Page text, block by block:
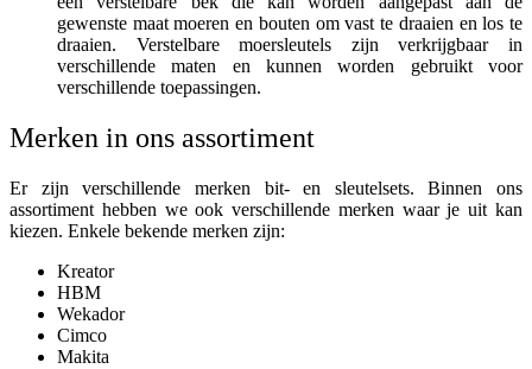
gewenste maat moeren en bouten om vast te draaien en los te
draaien. Verstelbare moersleutels zijn verkrijgbaar in
verschillende maten en kunnen worden gebruikt voor
verschillende toepassingen.
Merken in ons assortiment
Er zijn verschillende merken bit- en sleutelsets. Binnen ons
assortiment hebben we ook verschillende merken waar je uit kan
kiezen. Enkele bekende merken zijn:
Kreator
HBM
Wekador
Cimco
Makita